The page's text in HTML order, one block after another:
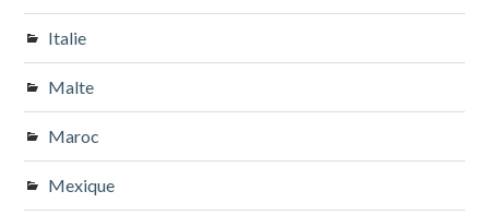
Italie
Malte
Maroc
Mexique